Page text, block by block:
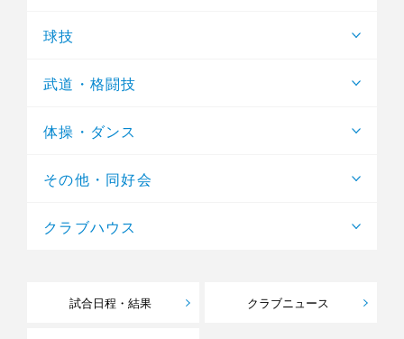
球技
武道・格闘技
体操・ダンス
その他・同好会
クラブハウス
試合日程・結果 クラブニュース